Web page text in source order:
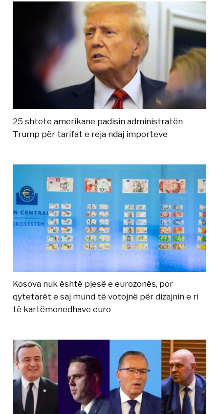
25 shtete amerikane padisin administratën
Trump për tarifat e reja ndaj importeve
Kosova nuk është pjesë e eurozonës, por
qytetarët e saj mund të votojnë për dizajnin e ri
të kartëmonedhave euro